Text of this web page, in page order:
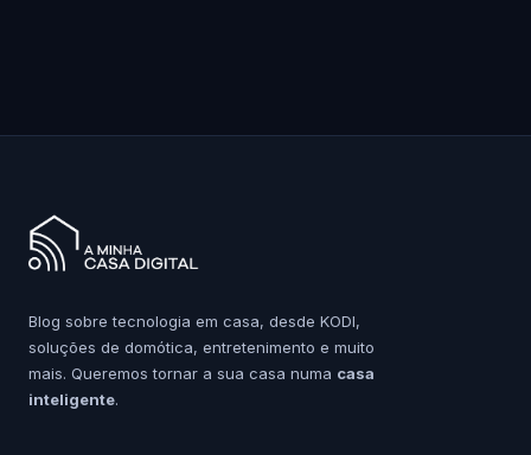
Blog sobre tecnologia em casa, desde KODI,
soluções de domótica, entretenimento e muito
mais. Queremos tornar a sua casa numa casa
inteligente.